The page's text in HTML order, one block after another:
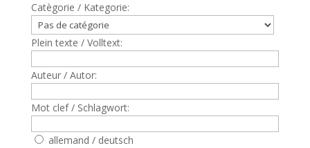
Catègorie / Kategorie:
Plein texte / Volltext:
Auteur / Autor:
Mot clef / Schlagwort:
allemand / deutsch